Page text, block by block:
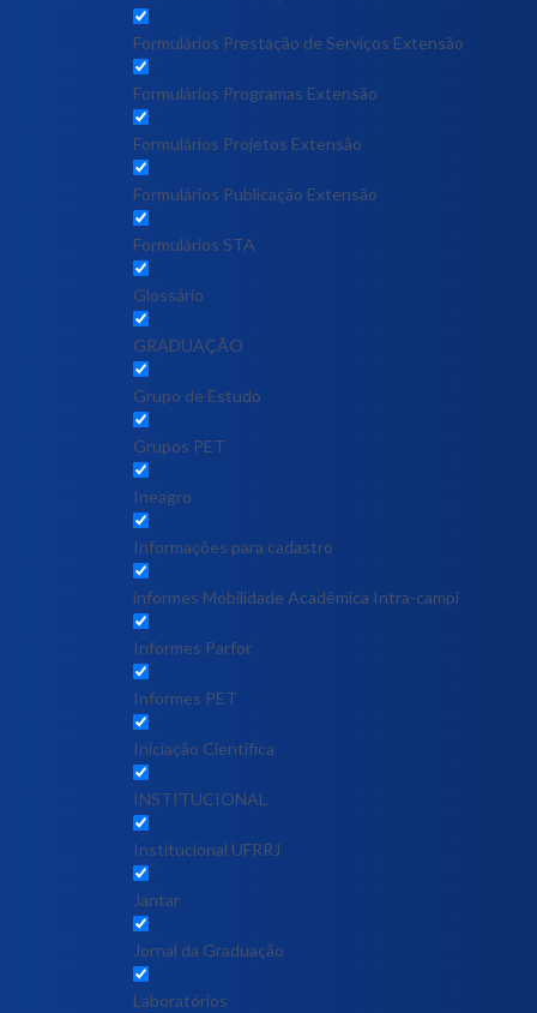
Formulários Prestação de Serviços Extensão
Formulários Programas Extensão
Formulários Projetos Extensão
Formulários Publicação Extensão
Formulários STA
Glossário
GRADUAÇÃO
Grupo de Estudo
Grupos PET
Ineagro
Informações para cadastro
informes Mobilidade Acadêmica Intra-campi
Informes Parfor
Informes PET
Iniciação Científica
INSTITUCIONAL
Institucional UFRRJ
Jantar
Jornal da Graduação
Laboratórios